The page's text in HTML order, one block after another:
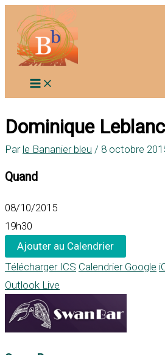
contenu
Dominique Leblanc
Par le Bananier bleu / 8 octobre
Quand
08/10/2015
19h30
Ajouter au Calendrier
Télécharger ICS Calendrier Google
Outlook Live